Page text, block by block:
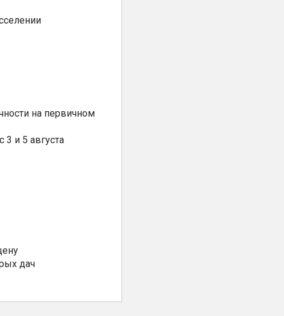
на первичном
и 5 августа
дач